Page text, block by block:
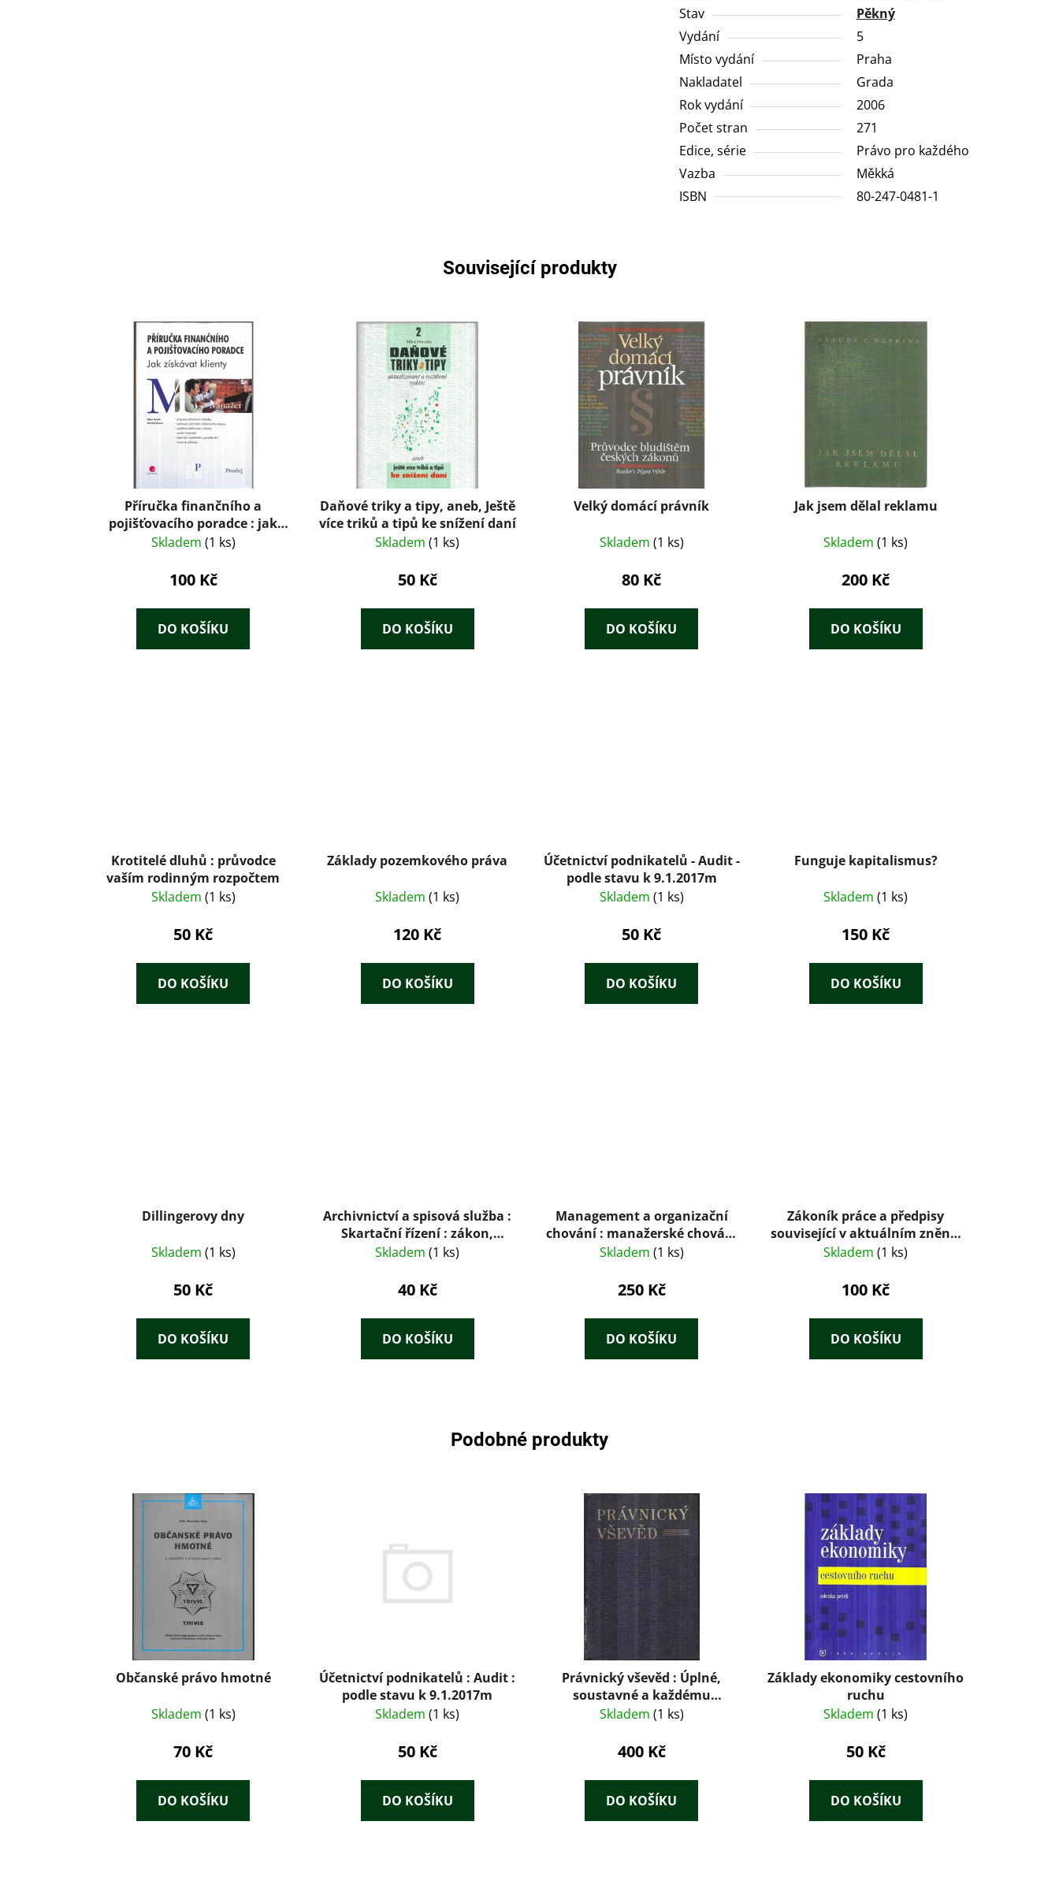
Stav
Pěkný
Vydání
5
Místo vydání
Praha
Nakladatel
Grada
Rok vydání
2006
Počet stran
271
Edice, série
Právo pro každého
Vazba
Měkká
ISBN
80-247-0481-1
Související produkty
Příručka finančního a
pojišťovacího poradce : jak
získávat klienty
Skladem (1 ks)
100 Kč
DO KOŠÍKU
Daňové triky a tipy, aneb, Ještě
více triků a tipů ke snížení daní
Skladem(1 ks)
50 Kč
DO KOŠÍKU
Velký domácí právník
Skladem (1 ks)
80 Kč
DO KOŠÍKU
Jak jsem dělal reklamu
Skladem(1 ks)
200 Kč
DO KOŠÍKU
Krotitelé dluhů : průvodce
vaším rodinným rozpočtem
Skladem (1 ks)
50 Kč
DO KOŠÍKU
Základy pozemkového práva
Skladem(1 ks)
120 Kč
DO KOŠÍKU
Účetnictví podnikatelů - Audit -
podle stavu k 9.1.2017m
Skladem (1 ks)
50 Kč
DO KOŠÍKU
Funguje kapitalismus?
Skladem(1 ks)
150 Kč
DO KOŠÍKU
Dillingerovy dny
Skladem (1 ks)
50 Kč
DO KOŠÍKU
Archivnictví a spisová služba :
Skartační řízení : zákon,
vyhlášky, nařízení vlády : podle
Skladem(1 ks)
40 Kč
DO KOŠÍKU
Management a organizační
chování : manažerské chování
a zvyšování efektivity, řízení
manažerské role a styly, moc a
Skladem (1 ks)
250 Kč
DO KOŠÍKU
Zákoník práce a předpisy
související v aktuálním znění :
stav k 20. listopadu 1996 : s
Skladem(1 ks)
100 Kč
DO KOŠÍKU
Podobné produkty
Občanské právo hmotné
Skladem (1 ks)
70 Kč
DO KOŠÍKU
Účetnictví podnikatelů : Audit :
podle stavu k 9.1.2017m
Skladem(1 ks)
50 Kč
DO KOŠÍKU
Právnický vševěd : Úplné,
soustavné a každému
srozumitelné uvedení do všech
soudního řízení atd. : Vzorce
Skladem (1 ks)
400 Kč
DO KOŠÍKU
Základy ekonomiky cestovního
ruchu
Skladem(1 ks)
50 Kč
DO KOŠÍKU